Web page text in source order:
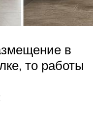
в
то работы